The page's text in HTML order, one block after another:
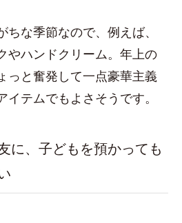
ちな季節なので、例えば、
やハンドクリーム。年上の
っと奮発して一点豪華主義
イテムでもよさそうです。
に、子どもを預かっても